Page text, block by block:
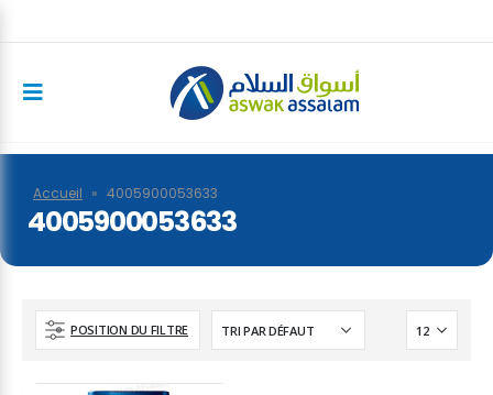
Accueil » 4005900053633
4005900053633
POSITION DU FILTRE